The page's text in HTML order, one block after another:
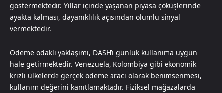
göstermektedir. Yıllar içinde yaşanan piyasa çöküşlerinde
ayakta kalması, dayanıklılık açısından olumlu sinyal
vermektedir.
Ödeme odaklı yaklaşımı, DASH’i günlük kullanıma uygun
hale getirmektedir. Venezuela, Kolombiya gibi ekonomik
krizli ülkelerde gerçek ödeme aracı olarak benimsenmesi,
kullanım değerini kanıtlamaktadır. Fiziksel mağazalarda